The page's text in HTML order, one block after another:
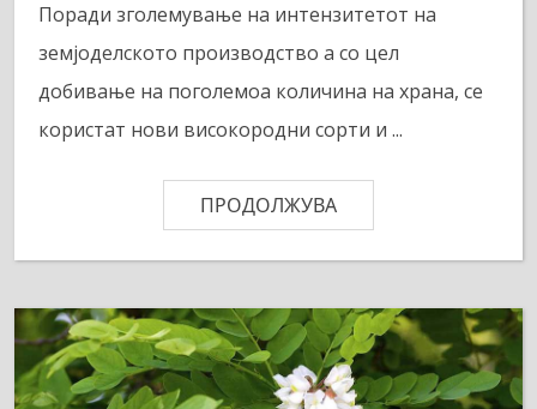
Поради зголемување на интензитетот на
земјоделското производство а со цел
добивање на поголемоа количина на храна, се
користат нови високородни сорти и ...
ПРОДОЛЖУВА